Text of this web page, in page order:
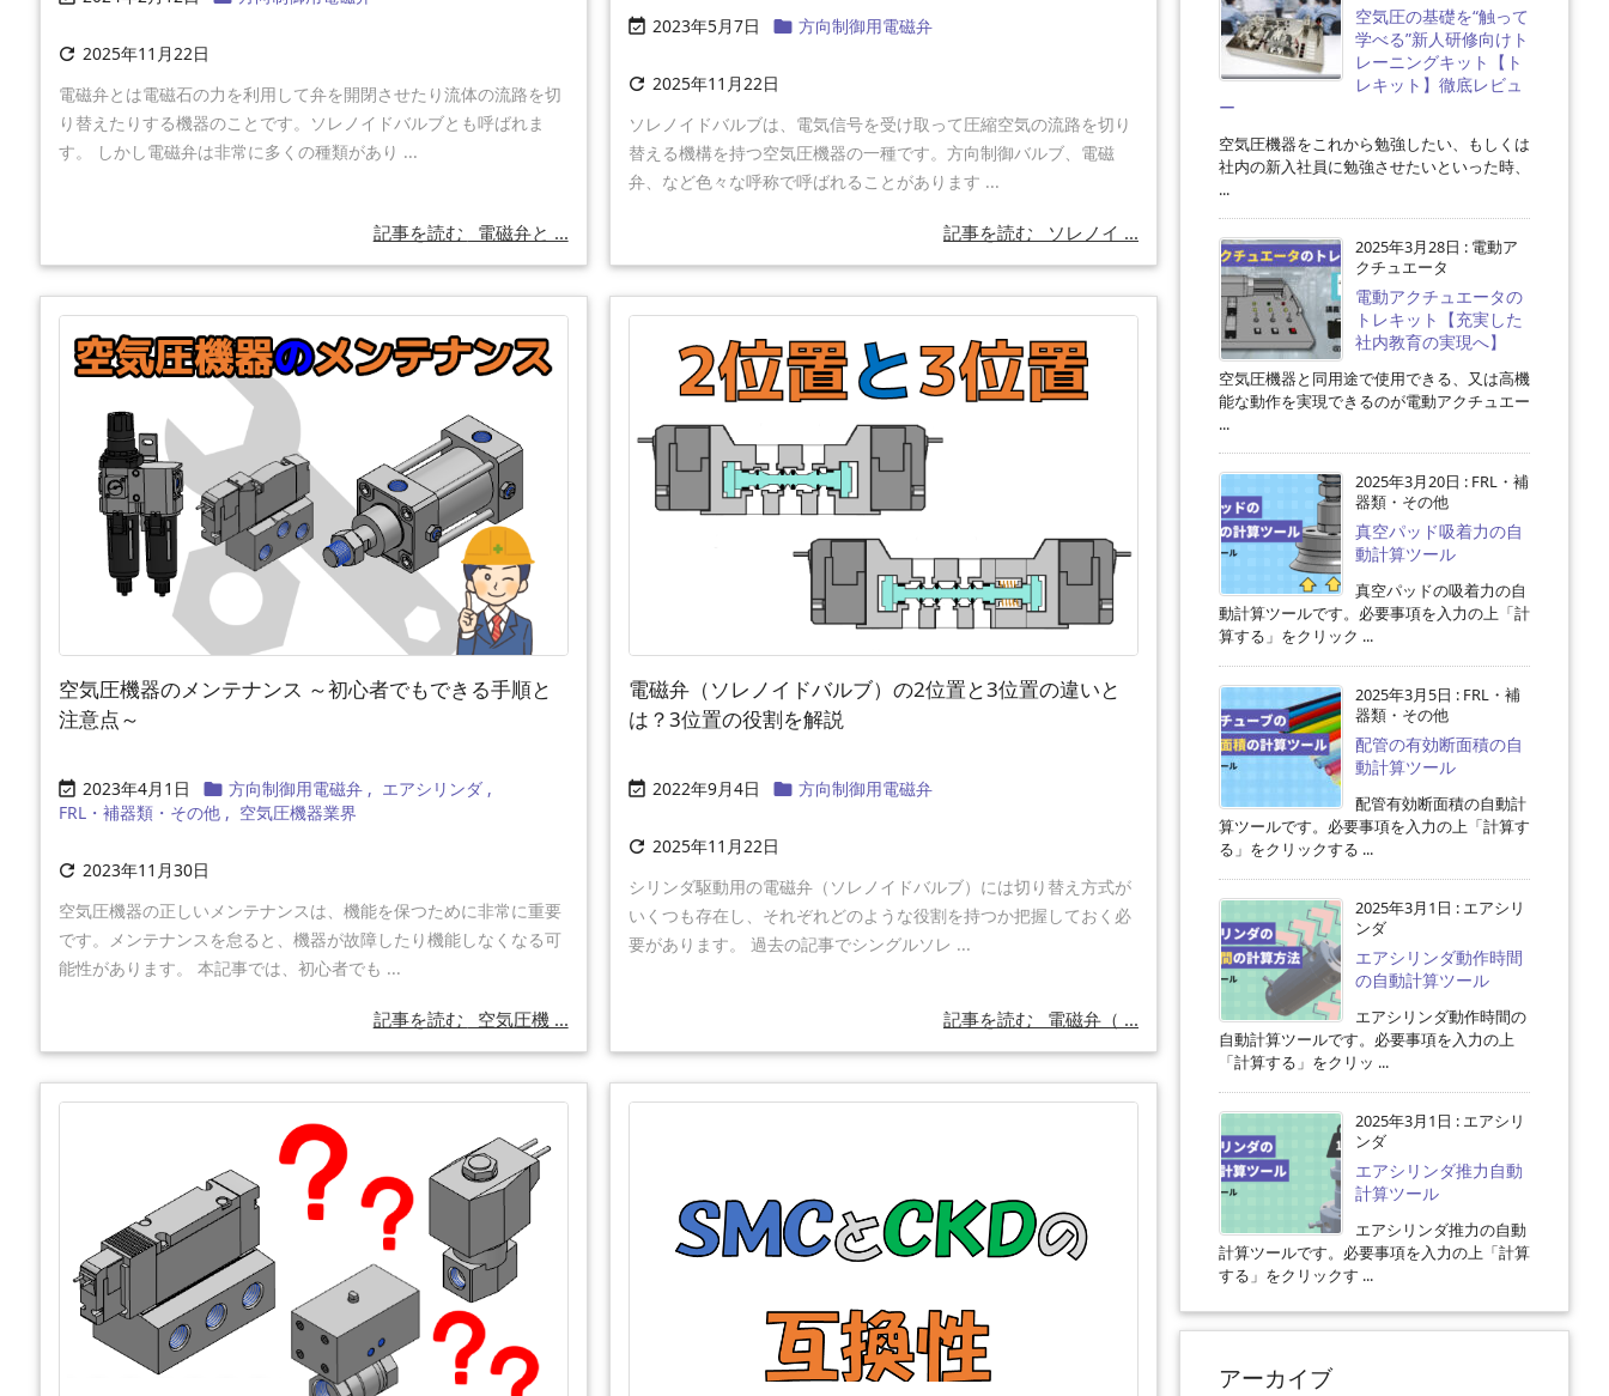
 2025年11月22日
電磁弁とは電磁石の力を利用して弁を開閉させたり流体の流路を切
り替えたりする機器のことです。ソレノイドバルブとも呼ばれま
す。 しかし電磁弁は非常に多くの種類があり ...
記事を読む 電磁弁と ...
 2023年5月7日  方向制御用電磁弁
 2025年11月22日
ソレノイドバルブは、電気信号を受け取って圧縮空気の流路を切り
替える機構を持つ空気圧機器の一種です。方向制御バルブ、電磁
弁、など色々な呼称で呼ばれることがあります ...
記事を読む ソレノイ ...
空気圧機器のメンテナンス ～初心者でもできる手順と
注意点～
 2023年4月1日  方向制御用電磁弁 , エアシリンダ ,
FRL・補器類・その他 , 空気圧機器業界
 2023年11月30日
空気圧機器の正しいメンテナンスは、機能を保つために非常に重要
です。メンテナンスを怠ると、機器が故障したり機能しなくなる可
能性があります。 本記事では、初心者でも ...
記事を読む 空気圧機 ...
電磁弁（ソレノイドバルブ）の2位置と3位置の違いと
は？3位置の役割を解説
 2022年9月4日  方向制御用電磁弁
 2025年11月22日
シリンダ駆動用の電磁弁（ソレノイドバルブ）には切り替え方式が
いくつも存在し、それぞれどのような役割を持つか把握しておく必
要があります。 過去の記事でシングルソレ ...
記事を読む 電磁弁（ ...
空気圧の基礎を“触って
学べる”新人研修向けト
レーニングキット【ト
レキット】徹底レビュ
ー
空気圧機器をこれから勉強したい、もしくは
社内の新入社員に勉強させたいといった時、
...
2025年3月28日 : 電動ア
クチュエータ
電動アクチュエータの
トレキット【充実した
社内教育の実現へ】
空気圧機器と同用途で使用できる、又は高機
能な動作を実現できるのが電動アクチュエー
...
2025年3月20日 : FRL・補
器類・その他
真空パッド吸着力の自
動計算ツール
真空パッドの吸着力の自
動計算ツールです。必要事項を入力の上「計
算する」をクリック ...
2025年3月5日 : FRL・補
器類・その他
配管の有効断面積の自
動計算ツール
配管有効断面積の自動計
算ツールです。必要事項を入力の上「計算す
る」をクリックする ...
2025年3月1日 : エアシリ
ンダ
エアシリンダ動作時間
の自動計算ツール
エアシリンダ動作時間の
自動計算ツールです。必要事項を入力の上
「計算する」をクリッ ...
2025年3月1日 : エアシリ
ンダ
エアシリンダ推力自動
計算ツール
エアシリンダ推力の自動
計算ツールです。必要事項を入力の上「計算
する」をクリックす ...
アーカイブ